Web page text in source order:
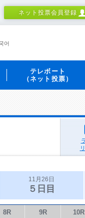
ネット投票会員登録
어
テレボート
（ネット投票）
11月26日
５日目
8R 9R 10R